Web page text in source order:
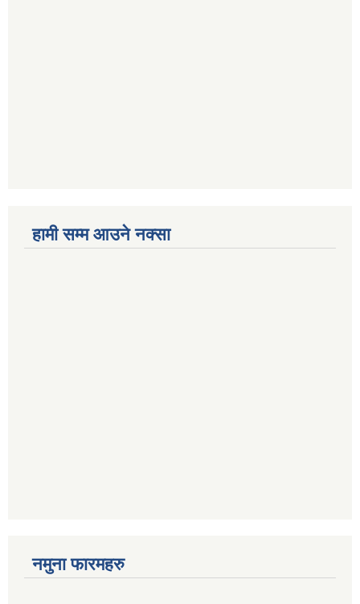
हामी सम्म आउने नक्सा
नमुना फारमहरु